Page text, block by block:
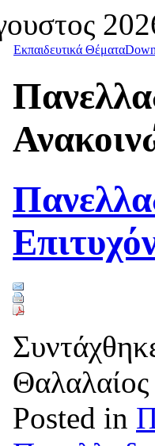
Εκπαιδευτικά Θέματα
Posted in